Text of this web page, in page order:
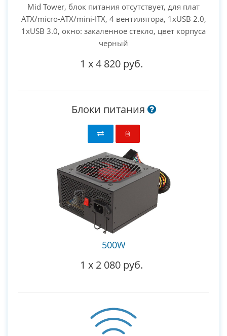
Mid Tower, блок питания отсутствует, для плат
ATX/micro-ATX/mini-ITX, 4 вентилятора, 1xUSB 2.0,
1xUSB 3.0, окно: закаленное стекло, цвет корпуса
черный
1 x4 820 руб.
Блоки питания
500W
1 x 2 080 руб.